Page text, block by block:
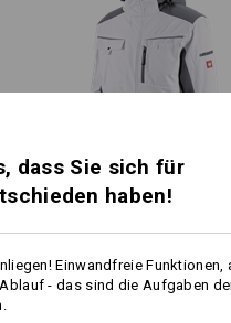
100% Polyester
Polyester
Wattierung 100% Polyester
Maschinenwäsche 40 °C
Nicht im Trockner
bei schweißtreibenden
1 / 4
dass Sie sich für
haben!
Einwandfreie Funktionen,
- das sind die Aufgaben